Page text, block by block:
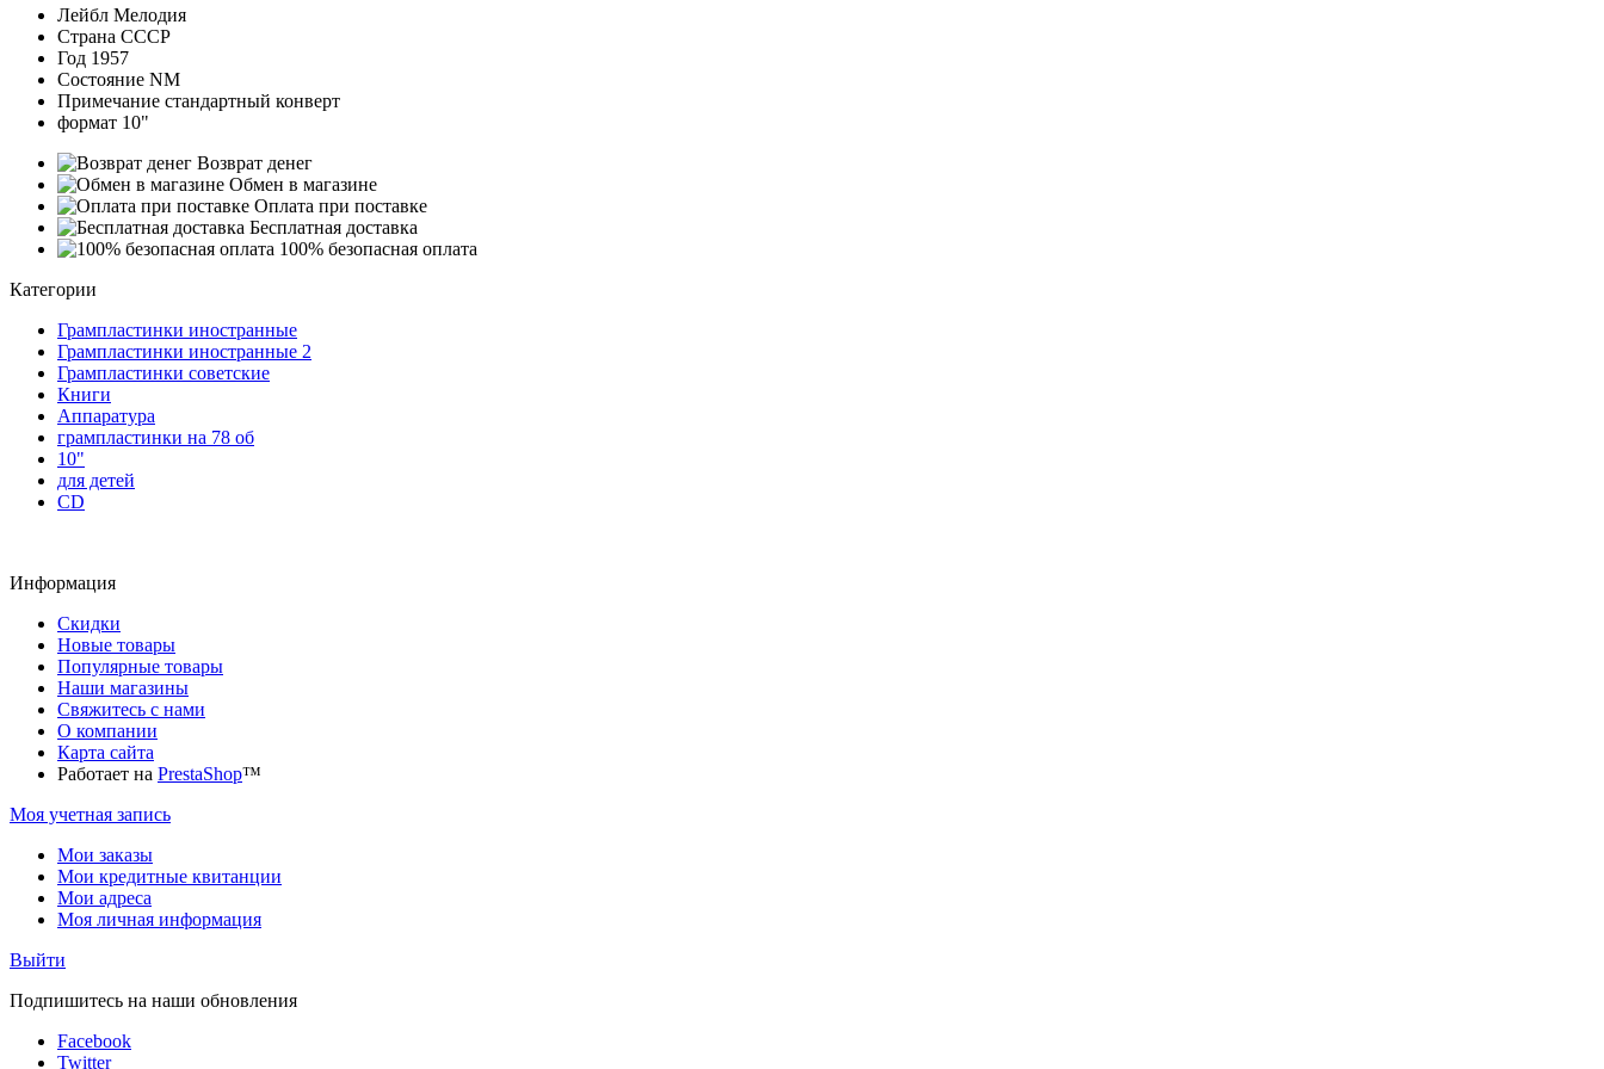
Лейбл Мелодия
Страна СССР
Год 1957
Состояние NM
Примечание стандартный конверт
формат 10"
Возврат денег
Обмен в магазине
Оплата при поставке
Бесплатная доставка
100% безопасная оплата
Категории
Грампластинки иностранные
Грампластинки иностранные 2
Грампластинки советские
Книги
Аппаратура
грампластинки на 78 об
10"
для детей
CD
Информация
Скидки
Новые товары
Популярные товары
Наши магазины
Свяжитесь с нами
О компании
Карта сайта
Работает на PrestaShop™
Моя учетная запись
Мои заказы
Мои кредитные квитанции
Мои адреса
Моя личная информация
Выйти
Подпишитесь на наши обновления
Facebook
Twitter